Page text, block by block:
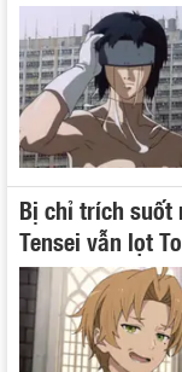
Bị chỉ trích suốt
Tensei vẫn lọt